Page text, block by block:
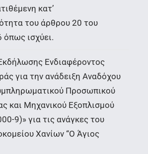
κατ’
του άρθρου 20 του
ισχύει.
Ενδιαφέροντος
για την ανάδειξη Αναδόχου
Προσωπικού
και Μηχανικού Εξοπλισμού
9)» για τις ανάγκες του
Χανίων “Ο Άγιος